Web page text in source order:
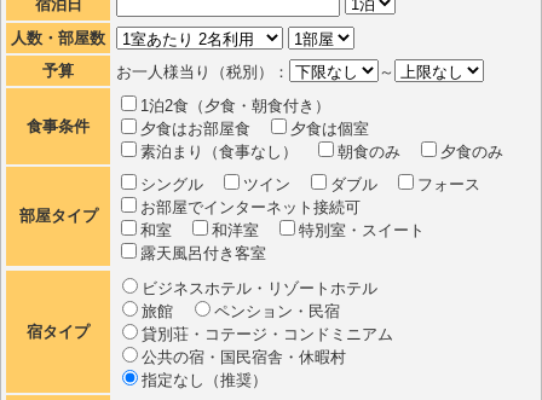
宿泊日
人数・部屋数
予算
お一人様当り（税別）： ～
食事条件
1泊2食（夕食・朝食付き）
夕食はお部屋食
夕食は個室
素泊まり（食事なし）
朝食のみ 夕食のみ
部屋タイプ
シングル ツイン ダブル
フォース
お部屋でインターネット接続可
和室
和洋室
特別室・スイート
露天風呂付き客室
宿タイプ
ビジネスホテル・リゾートホテル
旅館
ペンション・民宿
貸別荘・コテージ・コンドミニアム
公共の宿・国民宿舎・休暇村
指定なし（推奨）